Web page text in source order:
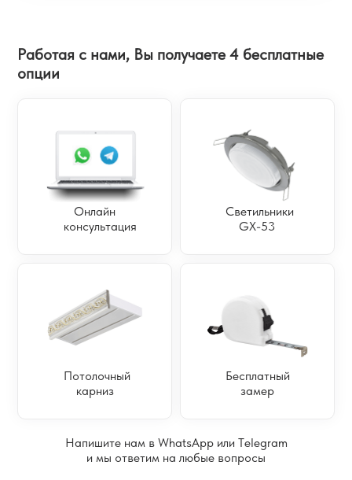
Работая с нами, Вы получаете 4 бесплатные
опции
Онлайн
консультация
Светильники
GX-53
Потолочный
карниз
Бесплатный
замер
Напишите нам в WhatsApp или Telegram
и мы ответим на любые вопросы